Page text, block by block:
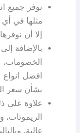
نوفر جميع
مثلها في
إلا أن
بالإضافة
افضل
بشأن سعر
علاوة على
الريموتات،
عالية،